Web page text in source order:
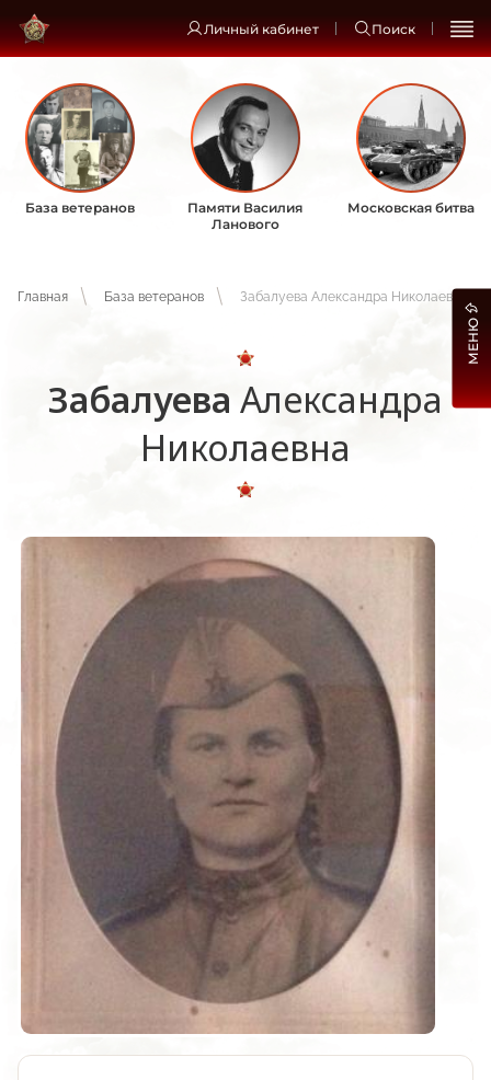
Личный кабинет Поиск
База ветеранов
Памяти Василия
Ланового
Московская битва
Главная База ветеранов Забалуева Александра Николаевна
Забалуева Александра
Николаевна
МЕНЮ